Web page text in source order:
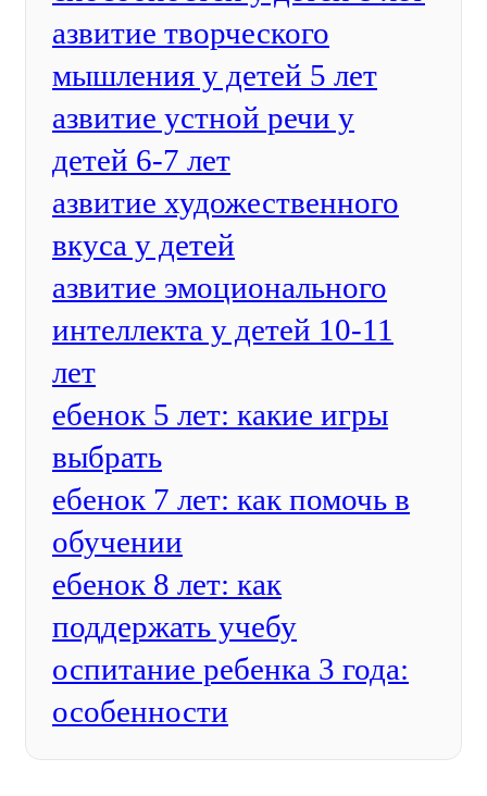
азвитие творческого
мышления у детей 5 лет
азвитие устной речи у
детей 6-7 лет
азвитие художественного
вкуса у детей
азвитие эмоционального
интеллекта у детей 10-11
лет
ебенок 5 лет: какие игры
выбрать
ебенок 7 лет: как помочь в
обучении
ебенок 8 лет: как
поддержать учебу
оспитание ребенка 3 года:
особенности